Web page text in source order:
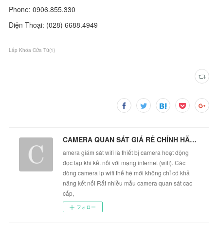
Phone: 0906.855.330
Điện Thoại: (028) 6688.4949
Lắp Khóa Cửa Từ(1)
CAMERA QUAN SÁT GIÁ RẺ CHÍNH HÃNG
amera giám sát wifi là thiết bị camera hoạt động
độc lập khi kết nối với mạng internet (wifi). Các
dòng camera ip wifi thế hệ mới không chỉ có khả
năng kết nối Rất nhiều mẫu camera quan sát cao
cấp,
フォロー